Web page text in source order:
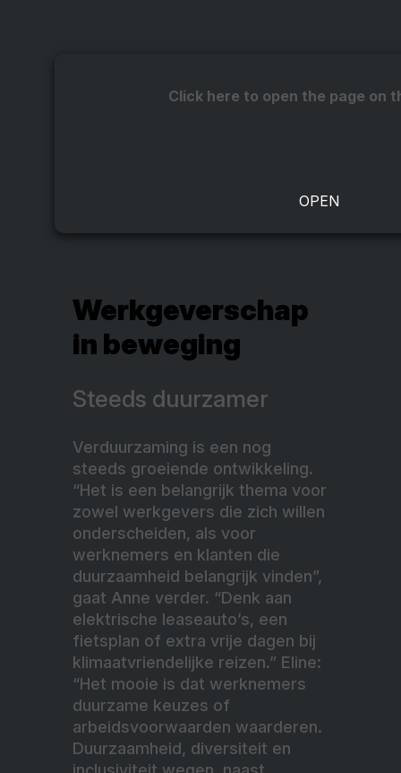
Click here to open the page on
Werkgeverschap
in beweging
Steeds duurzamer
Verduurzaming is een nog
steeds groeiende ontwikkeling.
“Het is een belangrijk thema voor
zowel werkgevers die zich willen
onderscheiden, als voor
werknemers en klanten die
duurzaamheid belangrijk vinden”,
gaat Anne verder. “Denk aan
elektrische leaseauto’s, een
fietsplan of extra vrije dagen bij
klimaatvriendelijke reizen.” Eline:
“Het mooie is dat werknemers
duurzame keuzes of
arbeidsvoorwaarden waarderen.
Duurzaamheid, diversiteit en